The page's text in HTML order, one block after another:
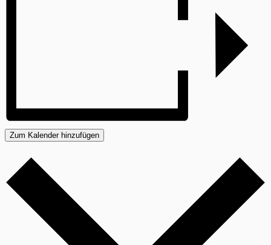
Zum Kalender hinzufügen